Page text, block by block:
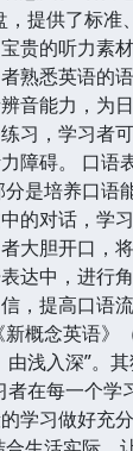
，提供了标准
贵的听力素
熟悉英语的
音能力，为
习，学习者
障碍。 口语
是培养口语
的对话，学
大胆开口，
达中，进行
，提高口语流
概念英语》
浅入深”。
者在每一个学
学习做好充